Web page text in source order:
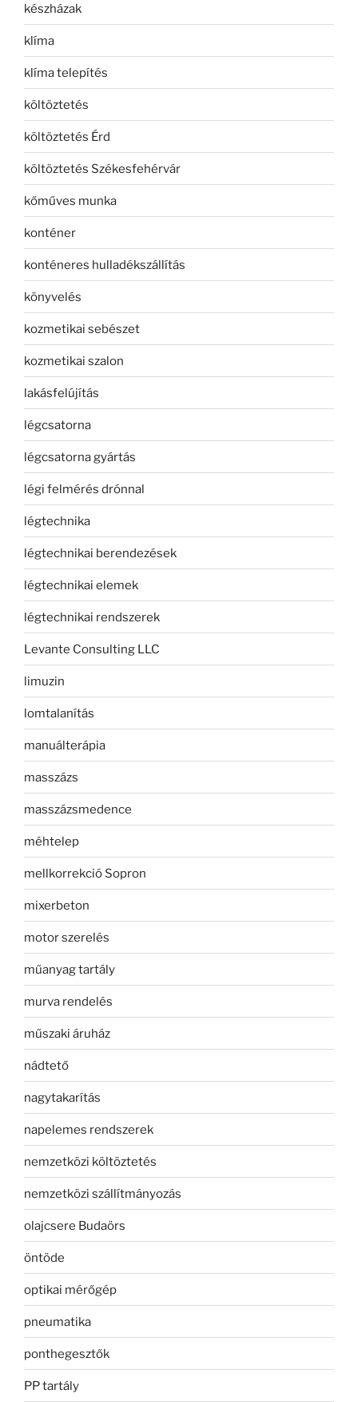
készházak
klíma
klíma telepítés
költöztetés
költöztetés Érd
költöztetés Székesfehérvár
kőműves munka
konténer
konténeres hulladékszállítás
könyvelés
kozmetikai sebészet
kozmetikai szalon
lakásfelújítás
légcsatorna
légcsatorna gyártás
légi felmérés drónnal
légtechnika
légtechnikai berendezések
légtechnikai elemek
légtechnikai rendszerek
Levante Consulting LLC
limuzin
lomtalanítás
manuálterápia
masszázs
masszázsmedence
méhtelep
mellkorrekció Sopron
mixerbeton
motor szerelés
műanyag tartály
murva rendelés
műszaki áruház
nádtető
nagytakarítás
napelemes rendszerek
nemzetközi költöztetés
nemzetközi szállítmányozás
olajcsere Budaörs
öntöde
optikai mérőgép
pneumatika
ponthegesztők
PP tartály